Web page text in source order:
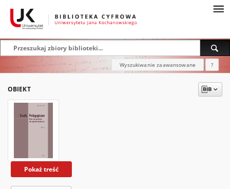
Wyszukiwanie zaawansowane ?
OBIEKT
Pokaż treść